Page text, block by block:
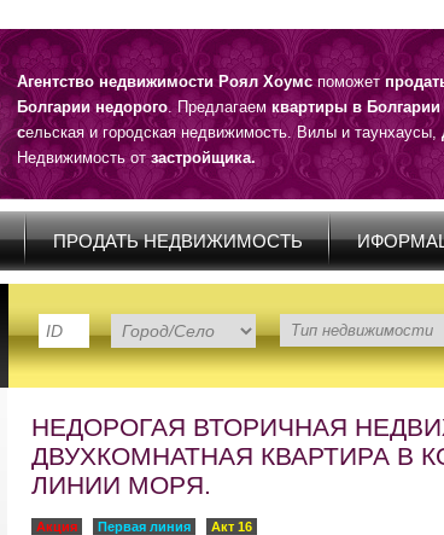
Агентство недвижимости Роял Хоумспоможет
Болгарии недорого. Предлагаемквартиры в Болгарии
сельская и городская недвижимость. Вилы и таунхаусы,
Недвижимость отзастройщика.
ПРОДАТЬ НЕДВИЖИМОСТЬ
НЕДОРОГАЯ ВТОРИЧНАЯ
ДВУХКОМНАТНАЯ КВАРТИРА В
ЛИНИИ МОРЯ.
Акция Первая линия Акт 16